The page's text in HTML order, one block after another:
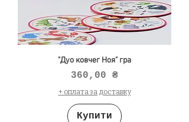
"Дуо ковчег Ноя" гра
Ціна
360,00 ₴
+ оплата за доставку
Купити